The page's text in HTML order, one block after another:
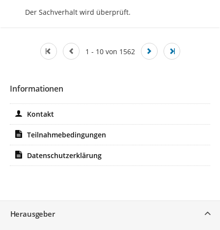
Der Sachverhalt wird überprüft.
1 - 10 von 1562
Informationen
Kontakt
Teilnahmebedingungen
Datenschutzerklärung
Herausgeber